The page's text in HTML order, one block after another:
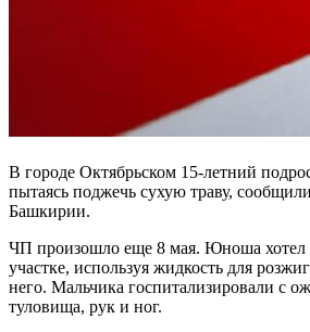
В городе Октябрьском 15-летний
пытаясь поджечь сухую траву,
Башкирии.
ЧП произошло еще 8 мая. Юноша хотел
участке, используя жидкость для
него. Мальчика госпитализировали с
туловища, рук и ног.